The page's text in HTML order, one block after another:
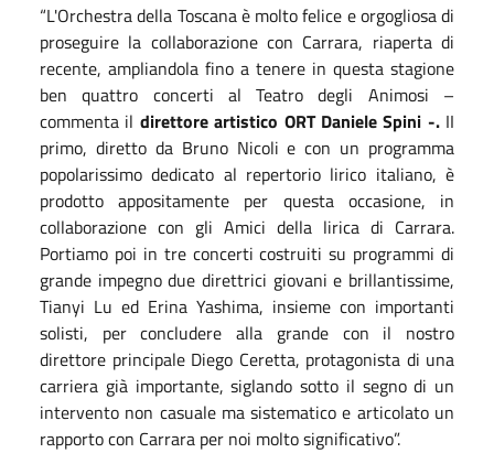
“L'Orchestra della Toscana è molto felice e orgogliosa di
proseguire la collaborazione con Carrara, riaperta di
recente, ampliandola fino a tenere in questa stagione
ben quattro concerti al Teatro degli Animosi –
commenta il direttore artistico ORT Daniele Spini -.II
primo, diretto da Bruno Nicoli e con un programma
popolarissimo dedicato al repertorio lirico italiano, è
prodotto appositamente per questa occasione, in
collaborazione con gli Amici della lirica di Carrara.
Portiamo poi in tre concerti costruiti su programmi di
grande impegno due direttrici giovani e brillantissime,
Tianyi Lu ed Erina Yashima, insieme con importanti
solisti, per concludere alla grande con il nostro
direttore principale Diego Ceretta, protagonista di una
carriera già importante, siglando sotto il segno di un
intervento non casuale ma sistematico e articolato un
rapporto con Carrara per noi molto significativo”.